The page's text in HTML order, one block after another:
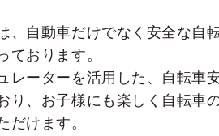
、自動車だけでなく安全な自
ております。
レーターを活用した、自転車
り、お子様にも楽しく自転車
だけます。